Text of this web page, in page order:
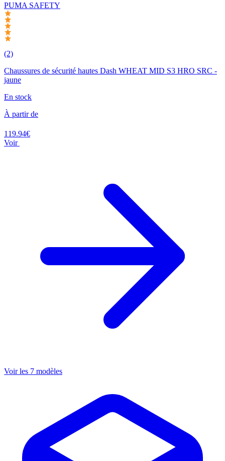
PUMA SAFETY
(2)
Chaussures de sécurité hautes Dash WHEAT MID S3 HRO SRC -
jaune
En stock
À partir de
119.94€
Voir
Voir les 7 modèles